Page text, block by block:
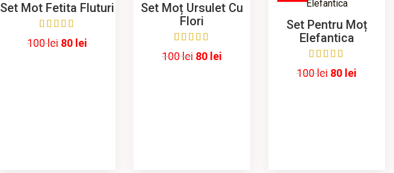
Set Mot Fetita Fluturi
100lei 80 lei
Set Moț Ursulet Cu
Flori
100lei 80 lei
Set Pentru Moț
Elefantica
100lei 80 lei